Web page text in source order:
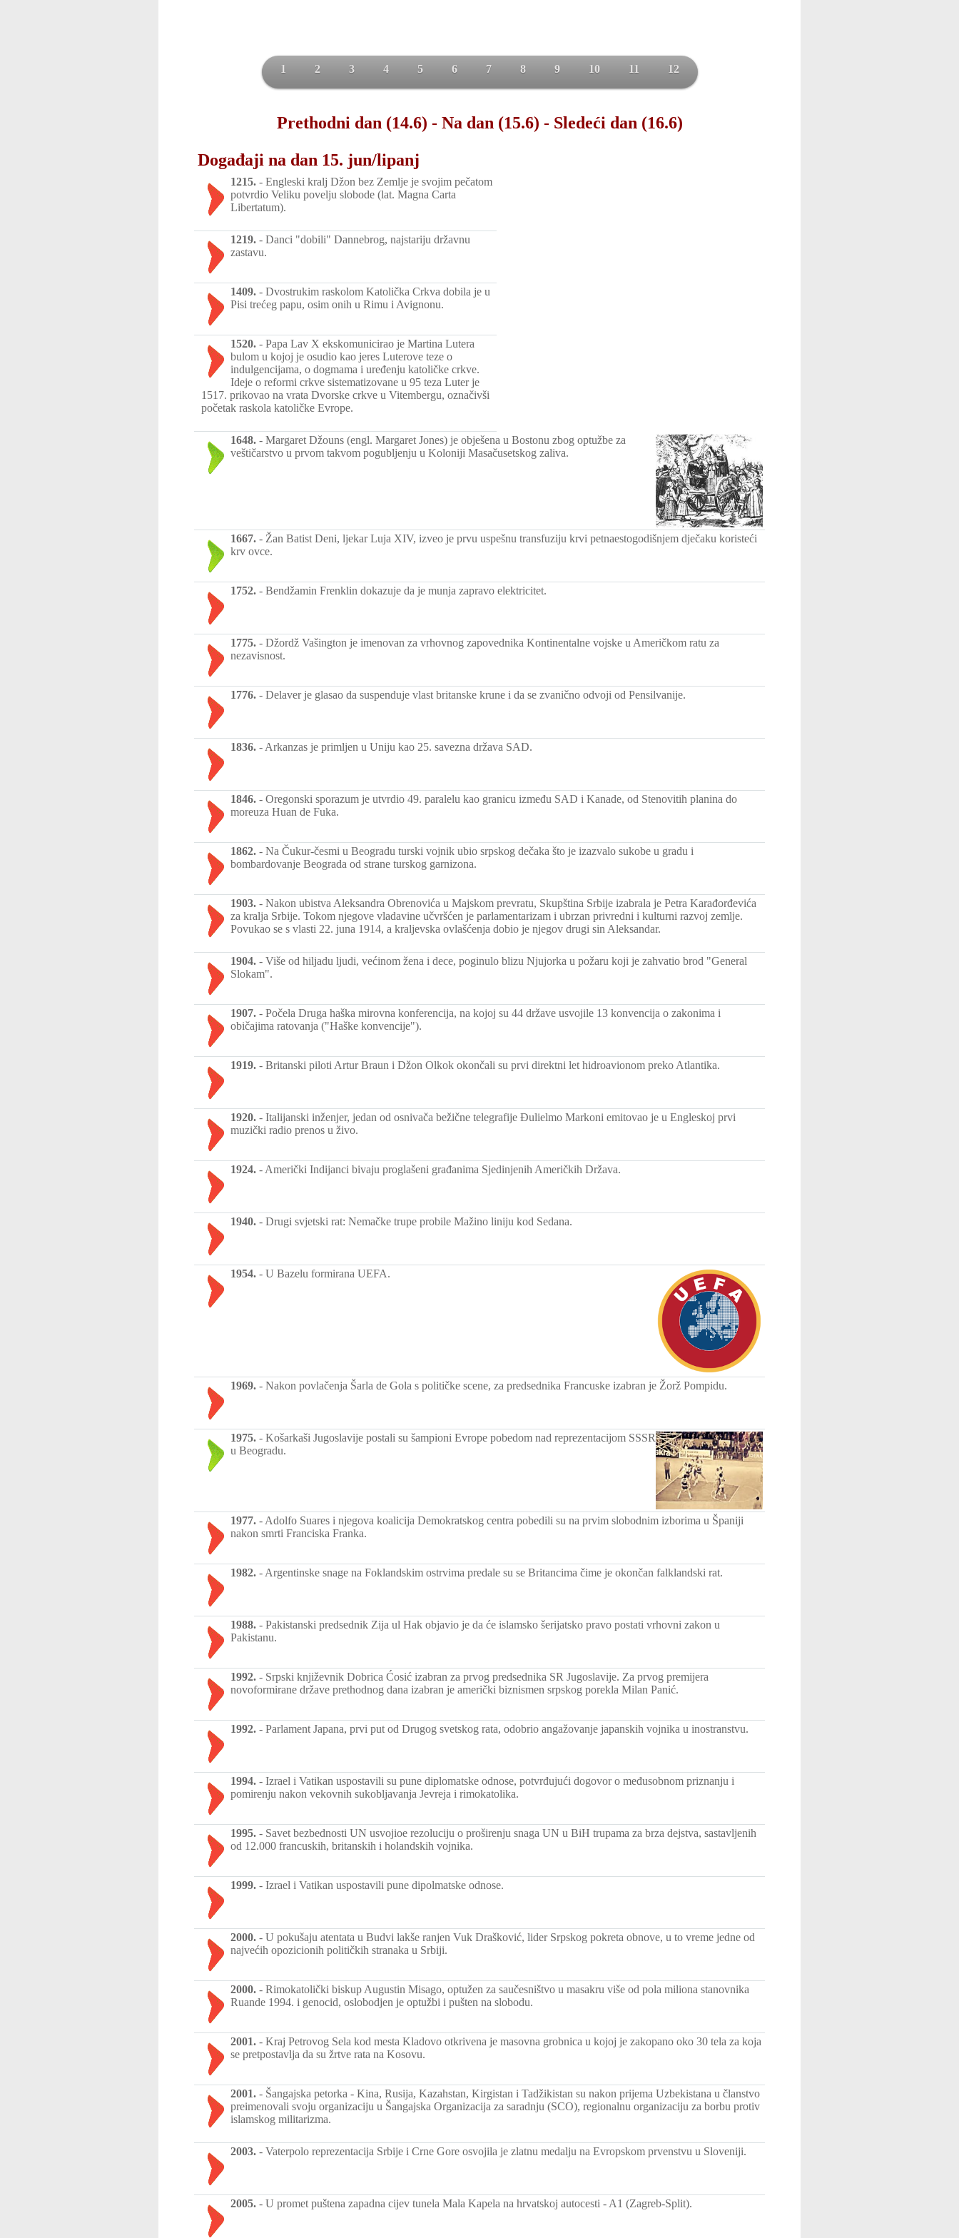
1 2 3 4 5 6 7 8 9 10 11 12
Prethodni dan (14.6) - Na dan (15.6) - Sledeći dan (16.6)
Događaji na dan 15. jun/lipanj
1215. - Engleski kralj Džon bez Zemlje je svojim pečatom
potvrdio Veliku povelju slobode (lat. Magna Carta
Libertatum).
1219. - Danci "dobili" Dannebrog, najstariju državnu
zastavu.
1409. - Dvostrukim raskolom Katolička Crkva dobila je u
Pisi trećeg papu, osim onih u Rimu i Avignonu.
1520. - Papa Lav X ekskomunicirao je Martina Lutera
bulom u kojoj je osudio kao jeres Luterove teze o
indulgencijama, o dogmama i uređenju katoličke crkve.
Ideje o reformi crkve sistematizovane u 95 teza Luter je
1517. prikovao na vrata Dvorske crkve u Vitembergu, označivši
početak raskola katoličke Evrope.
1648. - Margaret Džouns (engl. Margaret Jones) je obješena u Bostonu zbog optužbe za
veštičarstvo u prvom takvom pogubljenju u Koloniji Masačusetskog zaliva.
1667. - Žan Batist Deni, ljekar Luja XIV, izveo je prvu uspešnu transfuziju krvi petnaestogodišnjem dječaku koristeći
krv ovce.
1752. - Bendžamin Frenklin dokazuje da je munja zapravo elektricitet.
1775. - Džordž Vašington je imenovan za vrhovnog zapovednika Kontinentalne vojske u Američkom ratu za
nezavisnost.
1776. - Delaver je glasao da suspenduje vlast britanske krune i da se zvanično odvoji od Pensilvanije.
1836. - Arkanzas je primljen u Uniju kao 25. savezna država SAD.
1846. - Oregonski sporazum je utvrdio 49. paralelu kao granicu između SAD i Kanade, od Stenovitih planina do
moreuza Huan de Fuka.
1862. - Na Čukur-česmi u Beogradu turski vojnik ubio srpskog dečaka što je izazvalo sukobe u gradu i
bombardovanje Beograda od strane turskog garnizona.
1903. - Nakon ubistva Aleksandra Obrenovića u Majskom prevratu, Skupština Srbije izabrala je Petra Karađorđevića
za kralja Srbije. Tokom njegove vladavine učvršćen je parlamentarizam i ubrzan privredni i kulturni razvoj zemlje.
Povukao se s vlasti 22. juna 1914, a kraljevska ovlašćenja dobio je njegov drugi sin Aleksandar.
1904. - Više od hiljadu ljudi, većinom žena i dece, poginulo blizu Njujorka u požaru koji je zahvatio brod "General
Slokam".
1907. - Počela Druga haška mirovna konferencija, na kojoj su 44 države usvojile 13 konvencija o zakonima i
običajima ratovanja ("Haške konvencije").
1919. - Britanski piloti Artur Braun i Džon Olkok okončali su prvi direktni let hidroavionom preko Atlantika.
1920. - Italijanski inženjer, jedan od osnivača bežične telegrafije Đulielmo Markoni emitovao je u Engleskoj prvi
muzički radio prenos u živo.
1924. - Američki Indijanci bivaju proglašeni građanima Sjedinjenih Američkih Država.
1940. - Drugi svjetski rat: Nemačke trupe probile Mažino liniju kod Sedana.
1954. - U Bazelu formirana UEFA.
1969. - Nakon povlačenja Šarla de Gola s političke scene, za predsednika Francuske izabran je Žorž Pompidu.
1975. - Košarkaši Jugoslavije postali su šampioni Evrope pobedom nad reprezentacijom SSSR
u Beogradu.
1977. - Adolfo Suares i njegova koalicija Demokratskog centra pobedili su na prvim slobodnim izborima u Španiji
nakon smrti Franciska Franka.
1982. - Argentinske snage na Foklandskim ostrvima predale su se Britancima čime je okončan falklandski rat.
1988. - Pakistanski predsednik Zija ul Hak objavio je da će islamsko šerijatsko pravo postati vrhovni zakon u
Pakistanu.
1992. - Srpski književnik Dobrica Ćosić izabran za prvog predsednika SR Jugoslavije. Za prvog premijera
novoformirane države prethodnog dana izabran je američki biznismen srpskog porekla Milan Panić.
1992. - Parlament Japana, prvi put od Drugog svetskog rata, odobrio angažovanje japanskih vojnika u inostranstvu.
1994. - Izrael i Vatikan uspostavili su pune diplomatske odnose, potvrđujući dogovor o međusobnom priznanju i
pomirenju nakon vekovnih sukobljavanja Jevreja i rimokatolika.
1995. - Savet bezbednosti UN usvojioe rezoluciju o proširenju snaga UN u BiH trupama za brza dejstva, sastavljenih
od 12.000 francuskih, britanskih i holandskih vojnika.
1999. - Izrael i Vatikan uspostavili pune dipolmatske odnose.
2000. - U pokušaju atentata u Budvi lakše ranjen Vuk Drašković, lider Srpskog pokreta obnove, u to vreme jedne od
najvećih opozicionih političkih stranaka u Srbiji.
2000. - Rimokatolički biskup Augustin Misago, optužen za saučesništvo u masakru više od pola miliona stanovnika
Ruande 1994. i genocid, oslobodjen je optužbi i pušten na slobodu.
2001. - Kraj Petrovog Sela kod mesta Kladovo otkrivena je masovna grobnica u kojoj je zakopano oko 30 tela za koja
se pretpostavlja da su žrtve rata na Kosovu.
2001. - Šangajska petorka - Kina, Rusija, Kazahstan, Kirgistan i Tadžikistan su nakon prijema Uzbekistana u članstvo
preimenovali svoju organizaciju u Šangajska Organizacija za saradnju (SCO), regionalnu organizaciju za borbu protiv
islamskog militarizma.
2003. - Vaterpolo reprezentacija Srbije i Crne Gore osvojila je zlatnu medalju na Evropskom prvenstvu u Sloveniji.
2005. - U promet puštena zapadna cijev tunela Mala Kapela na hrvatskoj autocesti - A1 (Zagreb-Split).